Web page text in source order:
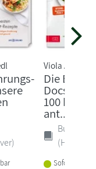
Viola
Die
Docs -
100 besten
ant...
Buch
Sofort